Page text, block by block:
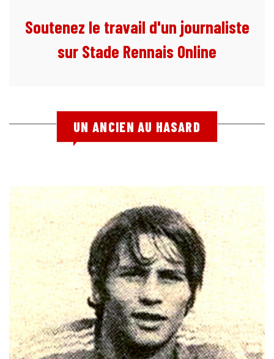
Soutenez le travail d'un journaliste
sur Stade Rennais Online
UN ANCIEN AU HASARD